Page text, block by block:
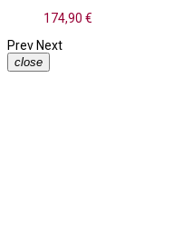
174,90 €
Prev Next
close